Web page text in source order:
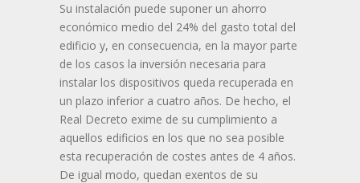
Su instalación puede suponer un ahorro
económico medio del 24% del gasto total del
edificio y, en consecuencia, en la mayor parte
de los casos la inversión necesaria para
instalar los dispositivos queda recuperada en
un plazo inferior a cuatro años. De hecho, el
Real Decreto exime de su cumplimiento a
aquellos edificios en los que no sea posible
esta recuperación de costes antes de 4 años.
De igual modo, quedan exentos de su